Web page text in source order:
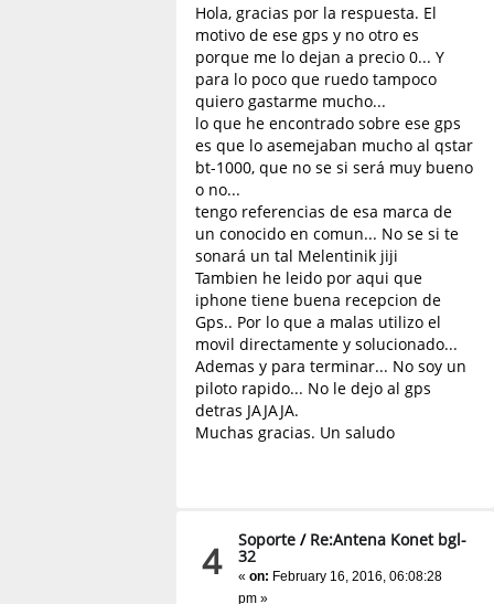
Hola, gracias por la respuesta. El
motivo de ese gps y no otro es
porque me lo dejan a precio 0... Y
para lo poco que ruedo tampoco
quiero gastarme mucho...
lo que he encontrado sobre ese gps
es que lo asemejaban mucho al qstar
bt-1000, que no se si será muy bueno
o no...
tengo referencias de esa marca de
un conocido en comun... No se si te
sonará un tal Melentinik jiji
Tambien he leido por aqui que
iphone tiene buena recepcion de
Gps.. Por lo que a malas utilizo el
movil directamente y solucionado...
Ademas y para terminar... No soy un
piloto rapido... No le dejo al gps
detras JAJAJA.
Muchas gracias. Un saludo
4 Soporte / Re:Antena Konet bgl-
32
«on: February 16, 2016, 06:08:28
pm »